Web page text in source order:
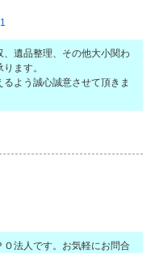
遺品整理、その他大小関わ
ます。
よう誠心誠意させて頂きま
法人です。お気軽にお問合